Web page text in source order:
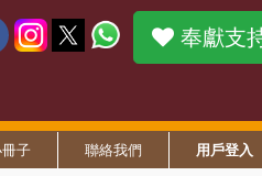
奉獻支
子 聯絡我們 用戶登入